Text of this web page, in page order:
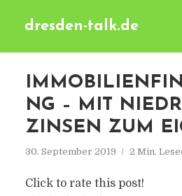
dresden-talk.de
NG – MIT
ZINSEN ZUM
30. September 2019 2 Min.
Click to rate this post!